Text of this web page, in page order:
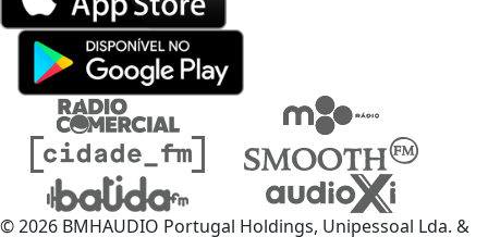
© 2026 BMHAUDIO Portugal Holdings, Unipessoal Lda. &